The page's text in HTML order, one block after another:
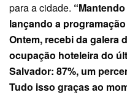
para a cidade.
lançando a
Ontem, recebi da galera
ocupação hoteleira do
Salvador: 87%, um
Tudo isso graças ao